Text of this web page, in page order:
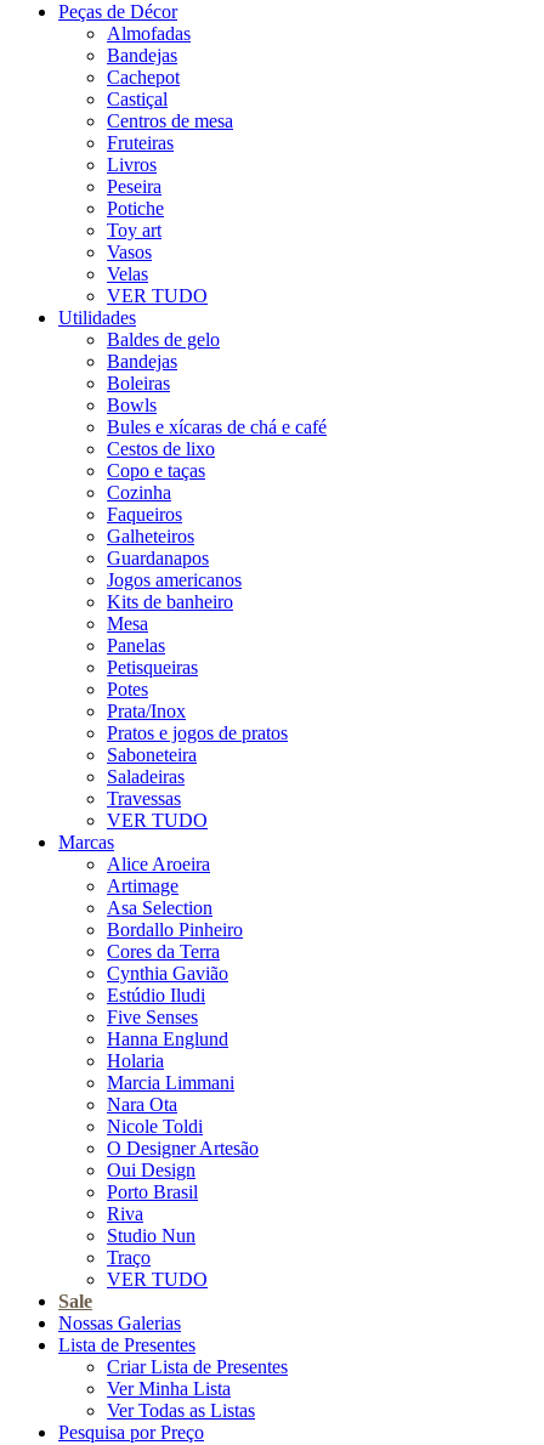
Peças de Décor
Almofadas
Bandejas
Cachepot
Castiçal
Centros de mesa
Fruteiras
Livros
Peseira
Potiche
Toy art
Vasos
Velas
VER TUDO
Utilidades
Baldes de gelo
Bandejas
Boleiras
Bowls
Bules e xícaras de chá e café
Cestos de lixo
Copo e taças
Cozinha
Faqueiros
Galheteiros
Guardanapos
Jogos americanos
Kits de banheiro
Mesa
Panelas
Petisqueiras
Potes
Prata/Inox
Pratos e jogos de pratos
Saboneteira
Saladeiras
Travessas
VER TUDO
Marcas
Alice Aroeira
Artimage
Asa Selection
Bordallo Pinheiro
Cores da Terra
Cynthia Gavião
Estúdio Iludi
Five Senses
Hanna Englund
Holaria
Marcia Limmani
Nara Ota
Nicole Toldi
O Designer Artesão
Oui Design
Porto Brasil
Riva
Studio Nun
Traço
VER TUDO
Sale
Nossas Galerias
Lista de Presentes
Criar Lista de Presentes
Ver Minha Lista
Ver Todas as Listas
Pesquisa por Preço